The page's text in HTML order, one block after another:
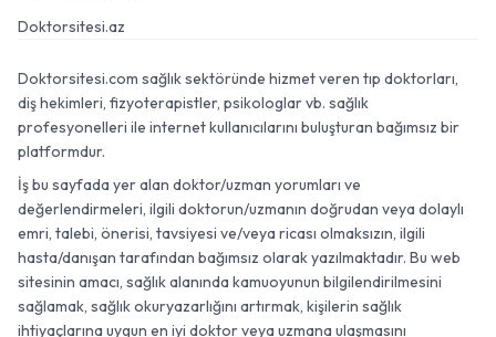
Doktorsitesi.az
Doktorsitesi.com sağlık sektöründe hizmet veren tıp doktorları,
diş hekimleri, fizyoterapistler, psikologlar vb. sağlık
profesyonelleri ile internet kullanıcılarını buluşturan bağımsız bir
platformdur.
İş bu sayfada yer alan doktor/uzman yorumları ve
değerlendirmeleri, ilgili doktorun/uzmanın doğrudan veya dolaylı
emri, talebi, önerisi, tavsiyesi ve/veya ricası olmaksızın, ilgili
hasta/danışan tarafından bağımsız olarak yazılmaktadır. Bu web
sitesinin amacı, sağlık alanında kamuoyunun bilgilendirilmesini
sağlamak, sağlık okuryazarlığını artırmak, kişilerin sağlık
ihtiyaçlarına uygun en iyi doktor veya uzmana ulaşmasını